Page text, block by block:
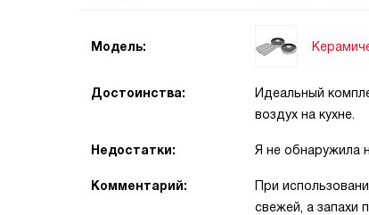
Модель:
Достоинства:
Идеальный
воздух на кухне.
Недостатки: Я не обнаружила
Комментарий:
При
свежей, а запахи